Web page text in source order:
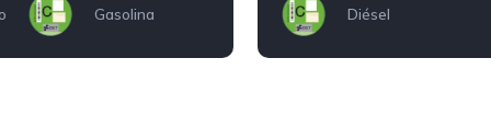
Gasolina Diésel